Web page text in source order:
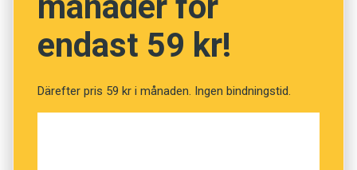
forskning och näringsliv, studera engelskans
inverkan på norskt fackspråk och utveckla
strategier för parallellspråklighet.
endast 59 kr!
Därefter pris 59 kr i månaden. Ingen bindningstid.